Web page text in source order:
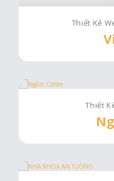
Thiết Kế
Thiết